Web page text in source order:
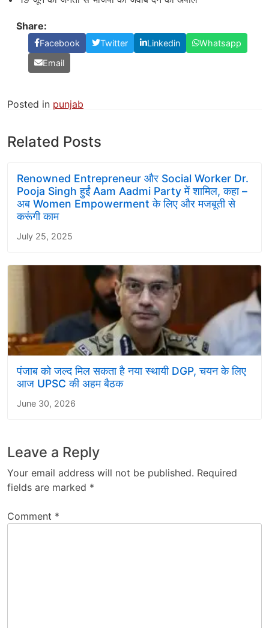
Share:
Facebook Twitter Linkedin
Whatsapp
Email
Posted in punjab
Related Posts
Renowned Entrepreneur और Social Worker Dr.
Pooja Singh हुईं Aam Aadmi Party में शामिल, कहा –
अब Women Empowerment के लिए और मजबूती से
करूंगी काम
July 25, 2025
पंजाब को जल्द मिल सकता है नया स्थायी DGP, चयन के लिए
आज UPSC की अहम बैठक
June 30, 2026
Leave a Reply
Your email address will not be published. Required
fields are marked *
Comment *